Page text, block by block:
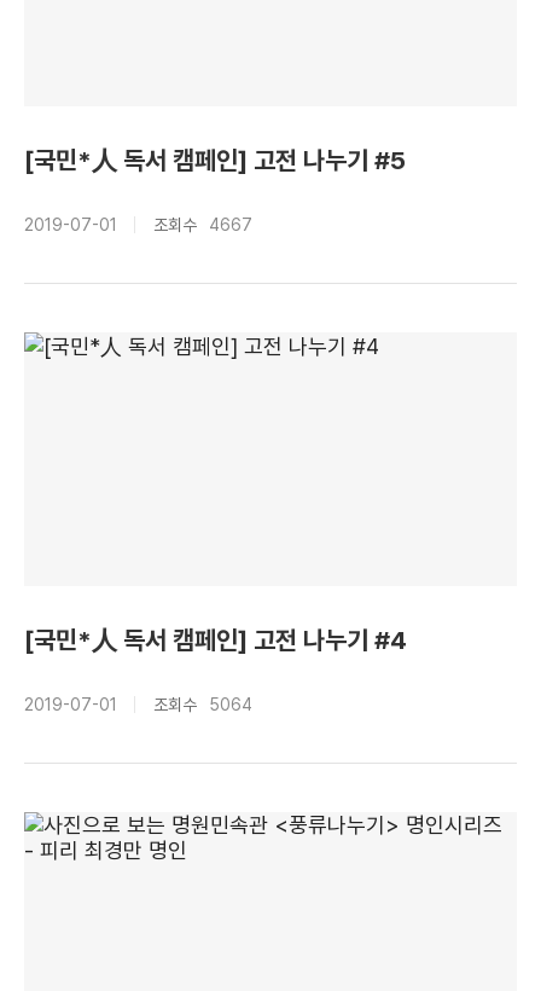
[국민*人 독서 캠페인] 고전 나누기 #5
2019-07-01 조회수 4667
[국민*人 독서 캠페인] 고전 나누기 #4
2019-07-01 조회수 5064